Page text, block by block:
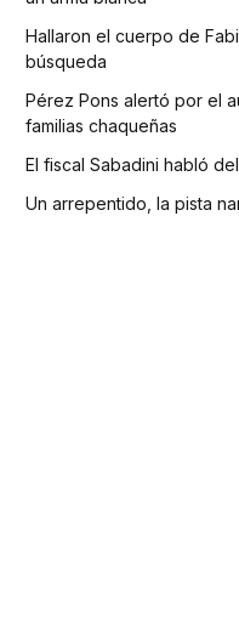
Hallaron el cuerpo de
búsqueda
Pérez Pons alertó por el
familias chaqueñas
El fiscal Sabadini habló
Un arrepentido, la pista